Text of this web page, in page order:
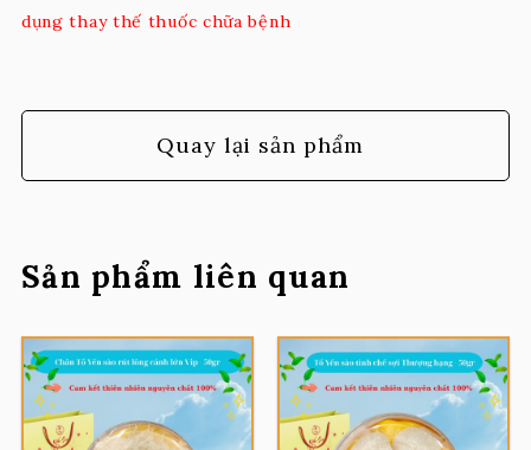
dụng thay thế thuốc chữa bệnh
Quay lại sản phẩm
Sản phẩm liên quan